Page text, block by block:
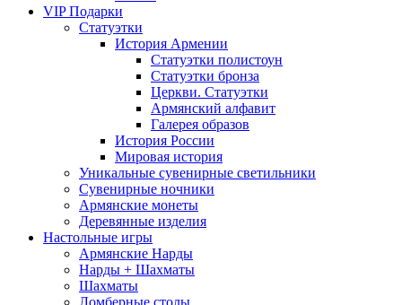
VIP Подарки
Статуэтки
История Армении
Статуэтки полистоун
Статуэтки бронза
Церкви. Статуэтки
Армянский алфавит
Галерея образов
История России
Мировая история
Уникальные сувенирные светильники
Сувенирные ночники
Армянские монеты
Деревянные изделия
Настольные игры
Армянские Нарды
Нарды + Шахматы
Шахматы
Ломберные столы